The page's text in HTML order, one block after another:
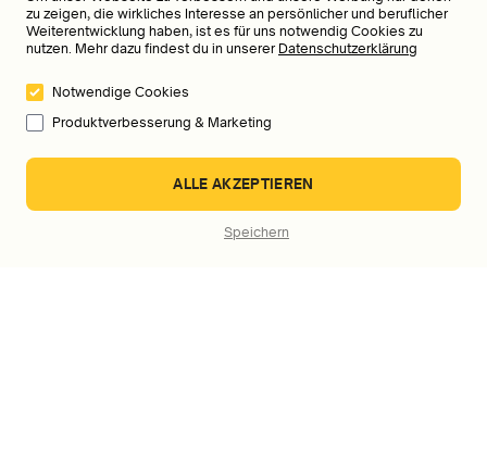
An wen kann ich mich wenden, wenn ich Fragen,
zu zeigen, die wirkliches Interesse an persönlicher und beruflicher
Weiterentwicklung haben, ist es für uns notwendig Cookies zu
nutzen. Mehr dazu findest du in unserer Datenschutzerklärung
Notwendige Cookies
Produktverbesserung & Marketing
ALLE AKZEPTIEREN
Speichern